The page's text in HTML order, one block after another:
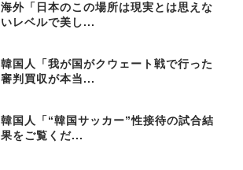
海外「日本のこの場所は現実とは思えな
いレベルで美し...
韓国人「我が国がクウェート戦で行った
審判買収が本当...
韓国人「“韓国サッカー”性接待の試合結
果をご覧くだ...